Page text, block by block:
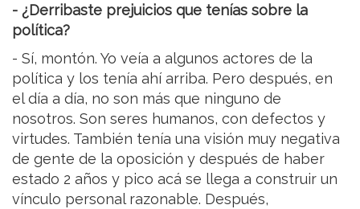
- ¿Derribaste prejuicios que tenías sobre la
política?
- Sí, montón. Yo veía a algunos actores de la
política y los tenía ahí arriba. Pero después, en
el día a día, no son más que ninguno de
nosotros. Son seres humanos, con defectos y
virtudes. También tenía una visión muy negativa
de gente de la oposición y después de haber
estado 2 años y pico acá se llega a construir un
vínculo personal razonable. Después,